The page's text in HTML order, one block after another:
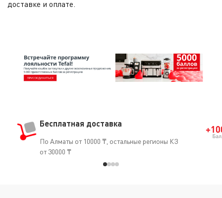
доставке и оплате.
Бесплатная доставка
По Алматы от 10000 ₸, остальные регионы КЗ
от 30000 ₸